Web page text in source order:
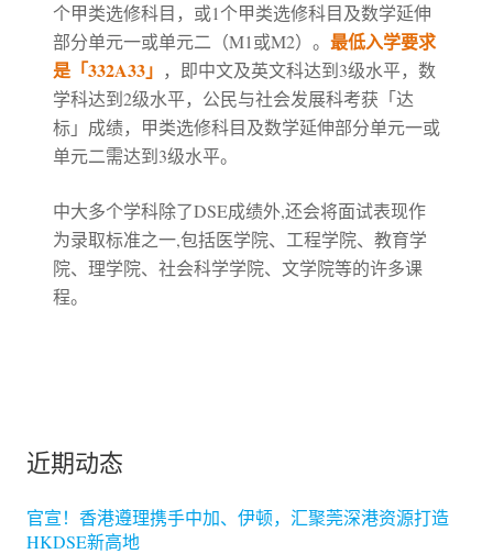
个甲类选修科目，或1个甲类选修科目及数学延伸
部分单元一或单元二（M1或M2）。 最低入学要求
是「332A33」 ，即中文及英文科达到3级水平，数
学科达到2级水平，公民与社会发展科考获「达
标」成绩，甲类选修科目及数学延伸部分单元一或
单元二需达到3级水平。
中大多个学科除了DSE成绩外,还会将面试表现作
为录取标准之一,包括医学院、工程学院、教育学
院、理学院、社会科学学院、文学院等的许多课
程。
近期动态
官宣！香港遵理携手中加、伊顿，汇聚莞深港资源打造
HKDSE新高地